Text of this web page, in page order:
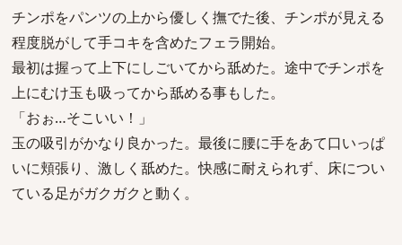
チンポをパンツの上から優しく撫でた後、チンポが見える
程度脱がして手コキを含めたフェラ開始。
最初は握って上下にしごいてから舐めた。途中でチンポを
上にむけ玉も吸ってから舐める事もした。
「おぉ…そこいい！」
玉の吸引がかなり良かった。最後に腰に手をあて口いっぱ
いに頬張り、激しく舐めた。快感に耐えられず、床につい
ている足がガクガクと動く。